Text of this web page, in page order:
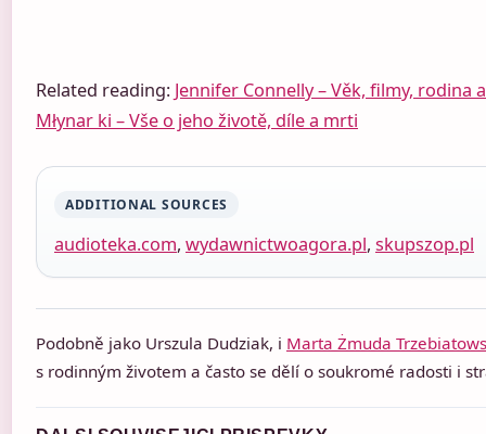
Related reading: Jennifer Connelly – Věk, filmy, rodina
Młynar ki – Vše o jeho životě, díle a mrti
ADDITIONAL SOURCES
audioteka.com, wydawnictwoagora.pl, skupszop.pl
Podobně jako Urszula Dudziak, i Marta Żmuda
s rodinným životem a často se dělí o soukromé radosti i